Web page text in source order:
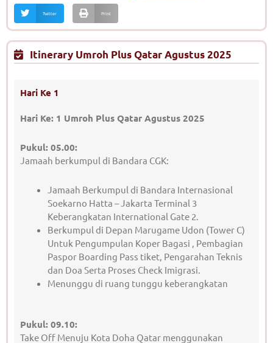
Twitter Print
Itinerary Umroh Plus Qatar Agustus 2025
Hari Ke 1
Hari Ke: 1 Umroh Plus Qatar Agustus 2025
Pukul: 05.00:
Jamaah berkumpul di Bandara CGK:
Jamaah Berkumpul di Bandara Internasional
Soekarno Hatta – Jakarta Terminal 3
Keberangkatan International Gate 2.
Berkumpul di Depan Marugame Udon (Tower C)
Untuk Pengumpulan Koper Bagasi , Pembagian
Paspor Boarding Pass tiket, Pengarahan Teknis
dan Doa Serta Proses Check Imigrasi.
Menunggu di ruang tunggu keberangkatan
Pukul: 09.10:
Take Off Menuju Kota Doha Qatar menggunakan